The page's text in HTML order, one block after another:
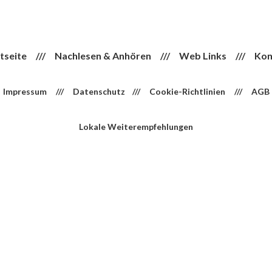
/// Nachlesen & Anhören /// Web Links ///
Impressum/// Datenschutz /// Cookie-Richtlinien /// AGB
Lokale Weiterempfehlungen